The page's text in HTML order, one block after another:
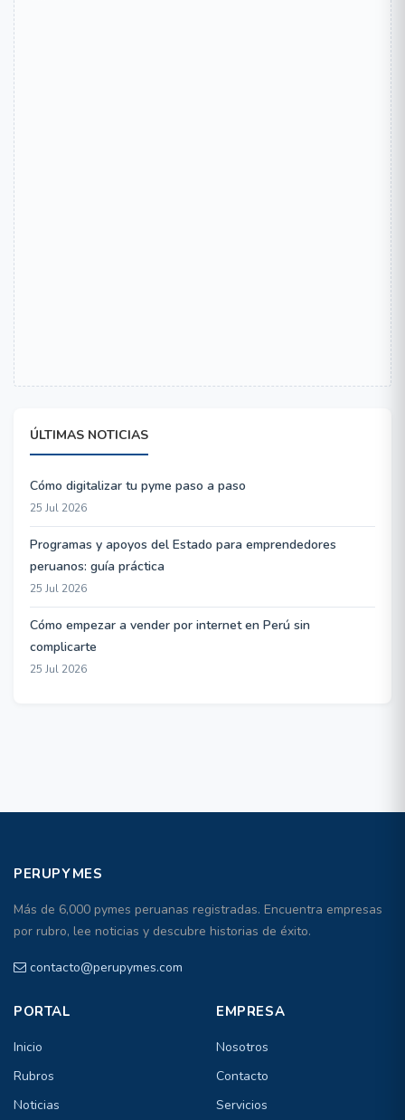
ÚLTIMAS NOTICIAS
Cómo digitalizar tu pyme paso a paso
25 Jul 2026
Programas y apoyos del Estado para emprendedores
peruanos: guía práctica
25 Jul 2026
Cómo empezar a vender por internet en Perú sin
complicarte
25 Jul 2026
PERUPYMES
Más de 6,000 pymes peruanas registradas. Encuentra empresas
por rubro, lee noticias y descubre historias de éxito.
contacto@perupymes.com
PORTAL
Inicio
Rubros
Noticias
EMPRESA
Nosotros
Contacto
Servicios